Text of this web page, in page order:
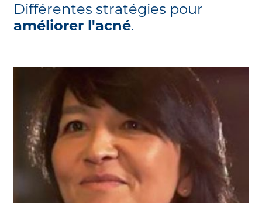
Différentes stratégies pour
améliorer l'acné.